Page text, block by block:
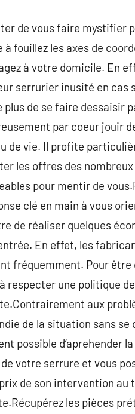
de vous faire mystifier
à fouillez les axes de
à votre domicile. En
serrurier inusité en cas
plus de se faire dessaisir
par coeur jouir
de vie. Il profite
les offres des
pour mentir de
clé en main à vous
de réaliser quelques
En effet, les
fréquemment. Pour être
respecter une politique
aux
de la situation sans
possible d’aprehender
votre serrure et vous
de son intervention au
les pièces